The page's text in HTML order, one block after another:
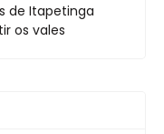
de Itapetinga
os vales